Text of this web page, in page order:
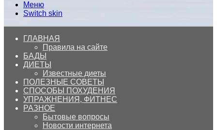
Меню
Switch skin
ГЛАВНАЯ
Правила на сайте
БАДЫ
ДИЕТЫ
Известные диеты
ПОЛЕЗНЫЕ СОВЕТЫ
СПОСОБЫ ПОХУДЕНИЯ
УПРАЖНЕНИЯ, ФИТНЕС
РАЗНОЕ
Бытовые вопросы
Новости интернета